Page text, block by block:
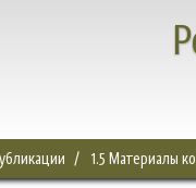
1.5 Материалы